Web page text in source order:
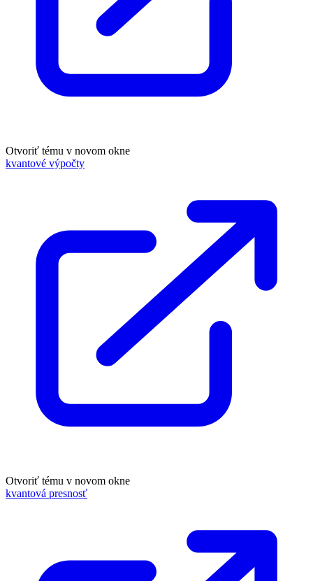
Otvoriť tému v novom okne
kvantové výpočty
Otvoriť tému v novom okne
kvantová presnosť